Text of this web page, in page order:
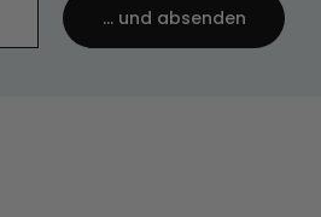
... und absenden